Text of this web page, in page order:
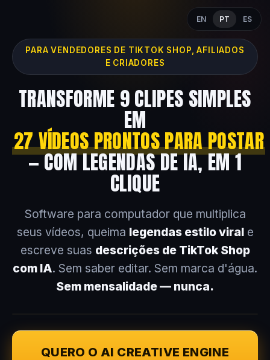
EN PT ES
PARA VENDEDORES DE TIKTOK SHOP, AFILIADOS
E CRIADORES
TRANSFORME 9 CLIPES SIMPLES
EM
27 VÍDEOS PRONTOS PARA POSTAR
— COM LEGENDAS DE IA, EM 1
CLIQUE
Software para computador que multiplica
seus vídeos, queima legendas estilo virale
escreve suas descrições de TikTok Shop
com IA. Sem saber editar. Sem marca d'água.
Sem mensalidade — nunca.
QUERO O AI CREATIVE ENGINE